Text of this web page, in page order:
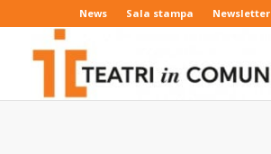
News Sala stampa Newsletter